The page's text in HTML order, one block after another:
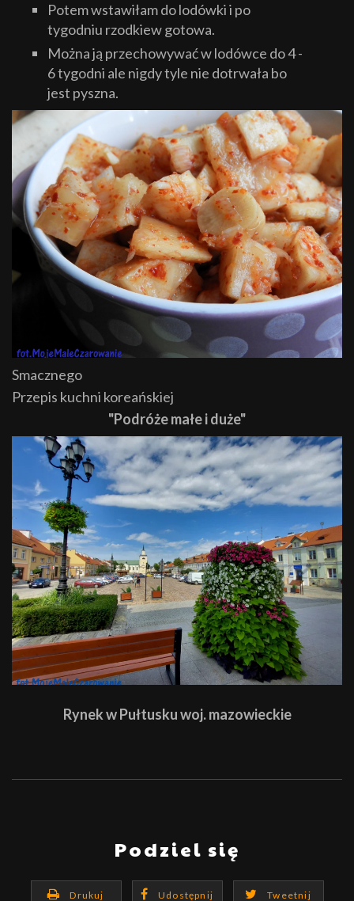
Potem wstawiłam do lodówki i po
tygodniu rzodkiew gotowa.
Można ją przechowywać w lodówce do 4 -
6 tygodni ale nigdy tyle nie dotrwała bo
jest pyszna.
Smacznego
Przepis kuchni koreańskiej
"Podróże małe i duże"
Rynek w Pułtusku woj. mazowieckie
Podziel się
Drukuj Udostępnij Tweetnij